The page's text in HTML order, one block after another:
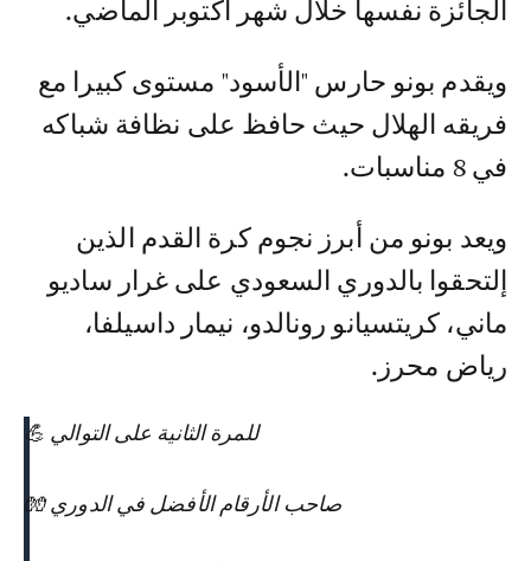
الجائزة نفسها خلال شهر أكتوبر الماضي.
ويقدم بونو حارس "الأسود" مستوى كبيرا مع
فريقه الهلال حيث حافظ على نظافة شباكه
في 8 مناسبات.
ويعد بونو من أبرز نجوم كرة القدم الذين
إلتحقوا بالدوري السعودي على غرار ساديو
ماني، كريتسيانو رونالدو، نيمار داسيلفا،
رياض محرز.
للمرة الثانية على التوالي 💪
صاحب الأرقام الأفضل في الدوري 🧤